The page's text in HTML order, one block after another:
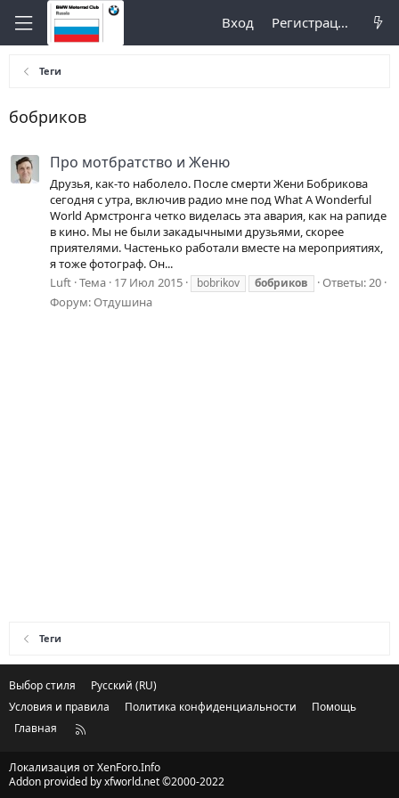
Вход Регистрация
Теги
бобриков
Про мотбратство и Женю
Друзья, как-то наболело. После смерти Жени Бобрикова
сегодня с утра, включив радио мне под What A Wonderful
World Армстронга четко виделась эта авария, как на рапиде
в кино. Мы не были закадычными друзьями, скорее
приятелями. Частенько работали вместе на мероприятиях,
я тоже фотограф. Он...
Luft Тема 17 Июл 2015 bobrikov бобриков
Ответы: 20
Форум:Отдушина
Теги
Выбор стиля
Русский (RU)
Условия и правила
Политика конфиденциальности
Помощь
Главная
R
Локализация отXenForo.Info
Addon provided by xfworld.net ©2000-2022